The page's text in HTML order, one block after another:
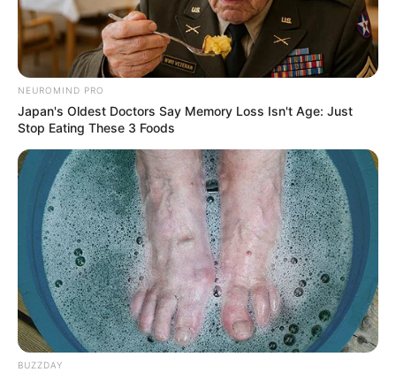
NEUROMIND PRO
Japan's Oldest Doctors Say Memory Loss Isn't Age: Just
Stop Eating These 3 Foods
BUZZDAY